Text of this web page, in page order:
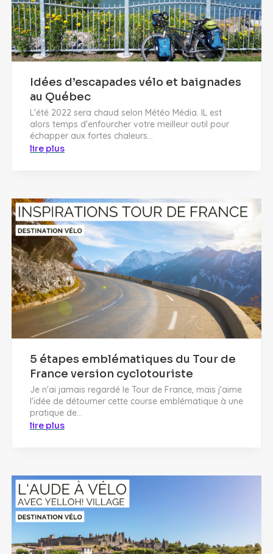
Idées d’escapades vélo et baignades
au Québec
L'été 2022 sera chaud selon Météo Média. IL est
alors temps d'enfourcher votre meilleur outil pour
échapper aux fortes chaleurs...
lire plus
5 étapes emblématiques du Tour de
France version cyclotouriste
Je n'ai jamais regardé le Tour de France, mais j'aime
l'idée de détourner cette course emblématique à une
pratique de...
lire plus